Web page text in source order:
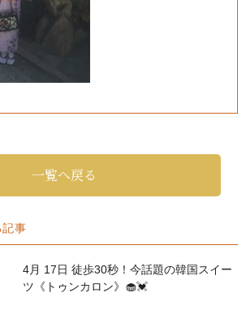
一覧へ戻る
記事
4月 17日 徒歩30秒！今話題の韓国スイー
ツ《トゥンカロン》🧁💓